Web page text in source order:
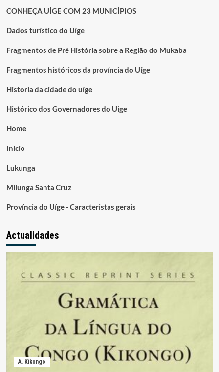
CONHEÇA UÍGE COM 23 MUNICÍPIOS
Dados turístico do Uíge
Fragmentos de Pré História sobre a Região do Mukaba
Fragmentos históricos da província do Uíge
Historia da cidade do uíge
Histórico dos Governadores do Uige
Home
Início
Lukunga
Milunga Santa Cruz
Província do Uíge - Caracteristas gerais
Actualidades
A. Kikongo